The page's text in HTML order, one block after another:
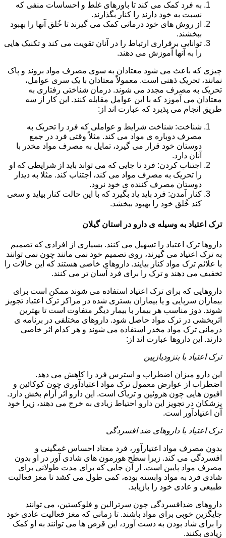
به فرد کمک می کند تا باورهای غلط و احساسات منفی که
نسبت به خود دارند را کنار بگذارند.
از روش های خود درمانی کمک می گیرند تا خُلق آنها را بهبود
ببخشند.
توانایی برقراری ارتباط را در آنان تقویت می کند و تکنیک هایی
را به آنها آموزش می دهند.
چیزی که باعث می شود معتادان به سوی مصرف مواد بروند و پاک
نمانند، تحریک ذهنی است. معمولاً معتادان با یک سری عوامل،
تحریک به مصرف مجدد می شوند. درمان شناختی رفتاری به
معتادان می آموزد که با این عوامل مقابله کنند. این کار از سه
طریق انجام می پذیرد که عبارت اند از:
شناخت: شناخت شرایط و عواملی که فرد را تحریک به
مصرف دوباره ی مواد می کند. مثلاً وقتی فرد در جمع
دوستان خود قرار می گیرد، تمایل به مصرف مواد مخدر با
آنان دارد.
اجتناب کردن: فرد تا جایی که می تواند باید از شرایطی که او
را تحریک به مصرف مواد می کند، اجتناب کند. مثلا به دیدار
دوستان مصرف کننده ی خود نرود.
کنار آمدن: فرد باید یاد بگیرد که با این حالت کنار بیاید و سعی
کند خُلق خود را بهبود ببخشد.
ترک اعتیاد به وسیله ی دارو در استان گیلان
داروها ترک اعتیاد را تسهیل می کنند. بسیاری از افرادی که تصمیم
به ترک اعتیاد می گیرند، روی تصمیم خود نمی مانند چون نمی توانند
با علائم ترک مواد کنار بیایند. داروهای خاصی هستند که این حالات را
تخفیف می دهند و ترک را برای فرد آسان تر می کنند.
داروهایی که برای ترک اعتیاد استفاده می شوند ممکن است برای
بیماران سرپایی و یا بیماران بستری شده در مراکز ترک اعتیاد تجویز
شوند. دوز مناسب هر بیمار با بیمار دیگر متفاوت است تا بهترین
اثربخشی در ترک مواد حاصل شود. داروهای مختلفی در برنامه ی
درمانی ترک مواد مخدر استفاده می شوند و هر کدام اثر خاصی
دارند. این داروها عبارت اند از:
ترک اعتیاد با بنزودیازپین
این دارو میزان اضطراب و استرس فرد را کاهش می دهد.
اضطراب از عوارض معمول ترک مواد اعتیادآوری چون کوکائین و
افیون هایی چون هروئین و تریاک است. این دارو اثر آرام بخش دارد.
پزشکان در تجویز این دارو احتیاط زیادی به خرج می دهند، زیرا خود
آن اعتیادآور است.
ترک اعتیاد با داروهای ضد افسردگی
بدون مصرف مواد اعتیارآور، فرد معتاد احساس غمگینی و
افسردگی می کند. زیرا سطح هورمون های شادی آور در او بدون
مصرف مواد پایین است. از آن جایی که برای مدت طولانی برای
شادی فرد به مواد وابسته بوده، کمی طول می کشد تا مغز فعالیت
طبیعی و عادی خود را بازیابد.
داروهای ضدافسردگی چون سرترالین و فلوکستین، می توانند
جایگزین خوبی برای مواد باشند. تا زمانی که مغز فعالیت عادی خود
را برای شاد بودن به دست آورد، این قرص ها می توانند به او کمک
زیادی بکنند.